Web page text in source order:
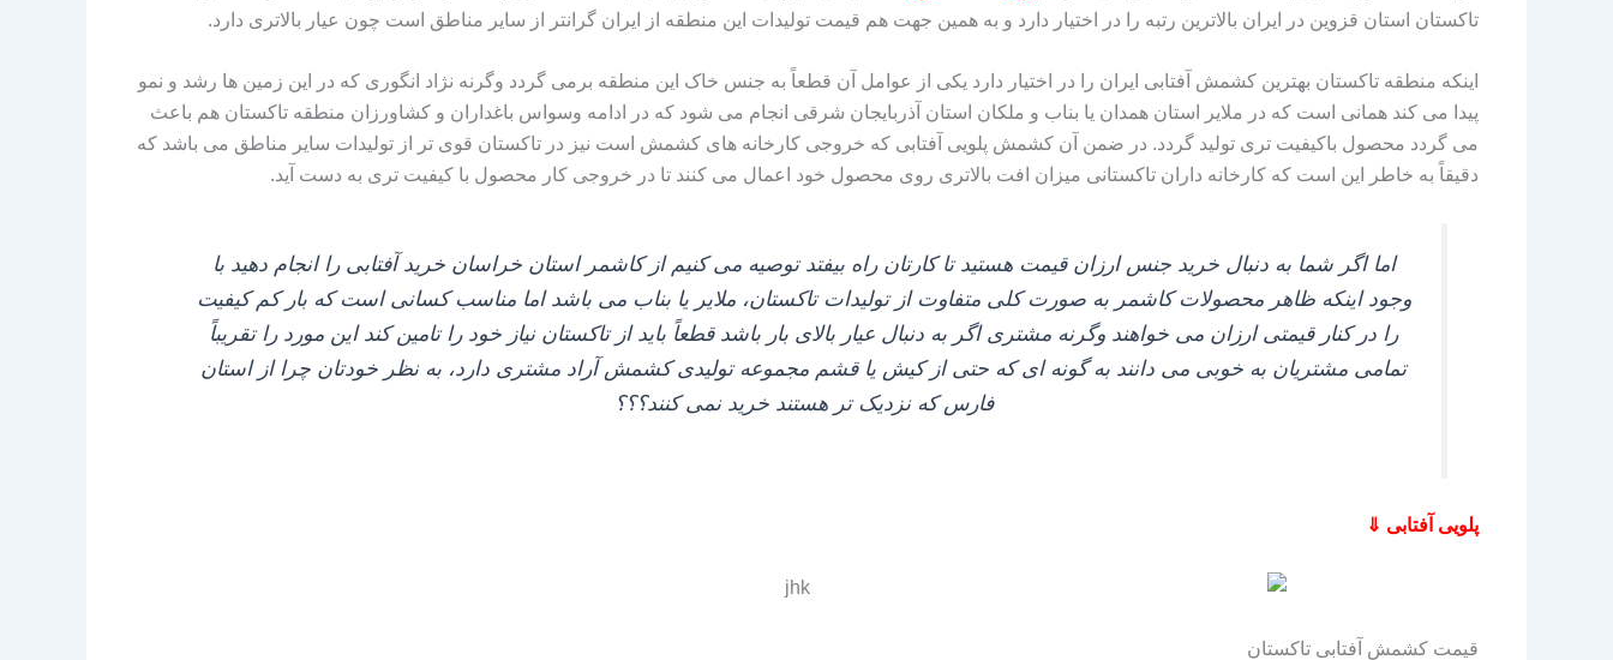
تاکستان استان قزوین در ایران بالاترین رتبه را در اختیار دارد و به همین جهت هم قیمت تولیدات این منطقه از ایران گرانتر از سایر مناطق است چون عیار بالاتری دارد.
اینکه منطقه تاکستان بهترین کشمش آفتابی ایران را در اختیار دارد یکی از عوامل آن قطعاً به جنس خاک این منطقه برمی‌ گردد وگرنه نژاد انگوری که در این زمین‌ ها رشد و نمو
پیدا می‌ کند همانی است که در ملایر استان همدان یا بناب و ملکان استان آذربایجان شرقی انجام می‌ شود که در ادامه وسواس باغداران و کشاورزان منطقه تاکستان هم باعث
می‌ گردد محصول باکیفیت‌ تری تولید گردد. در ضمن آن کشمش پلویی آفتابی که خروجی کارخانه‌ های کشمش است نیز در تاکستان قوی‌ تر از تولیدات سایر مناطق می‌ باشد که
دقیقاً به خاطر این است که کارخانه داران تاکستانی میزان افت بالاتری روی محصول خود اعمال می‌ کنند تا در خروجی کار محصول با کیفیت‌ تری به دست آید.
اما اگر شما به دنبال خرید جنس ارزان قیمت هستید تا کارتان راه بیفتد توصیه می‌ کنیم از کاشمر استان خراسان خرید آفتابی را انجام دهید با
وجود اینکه ظاهر محصولات کاشمر به صورت کلی متفاوت از تولیدات تاکستان، ملایر یا بناب می‌ باشد اما مناسب کسانی است که بار کم کیفیت
را در کنار قیمتی ارزان می‌ خواهند وگرنه مشتری اگر به دنبال عیار بالای بار باشد قطعاً باید از تاکستان نیاز خود را تامین کند این مورد را تقریباً
تمامی مشتریان به خوبی می‌ دانند به گونه‌ ای که حتی از کیش یا قشم مجموعه تولیدی کشمش آراد مشتری دارد، به نظر خودتان چرا از استان
فارس که نزدیک‌ تر هستند خرید نمی‌ کنند؟؟؟
پلویی آفتابی ⇓
قیمت کشمش آفتابی تاکستان